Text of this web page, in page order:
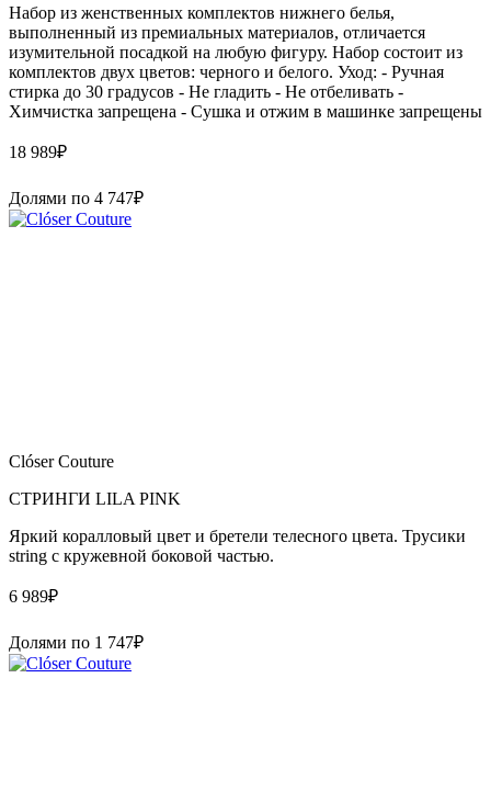
Набор из женственных комплектов нижнего белья,
выполненный из премиальных материалов, отличается
изумительной посадкой на любую фигуру. Набор состоит из
комплектов двух цветов: черного и белого. Уход: - Ручная
стирка до 30 градусов - Не гладить - Не отбеливать -
Химчистка запрещена - Сушка и отжим в машинке запрещены
18 989₽
Долями по 4 747₽
Clóser Couture
СТРИНГИ LILA PINK
Яркий коралловый цвет и бретели телесного цвета. Трусики
string с кружевной боковой частью.
6 989₽
Долями по 1 747₽